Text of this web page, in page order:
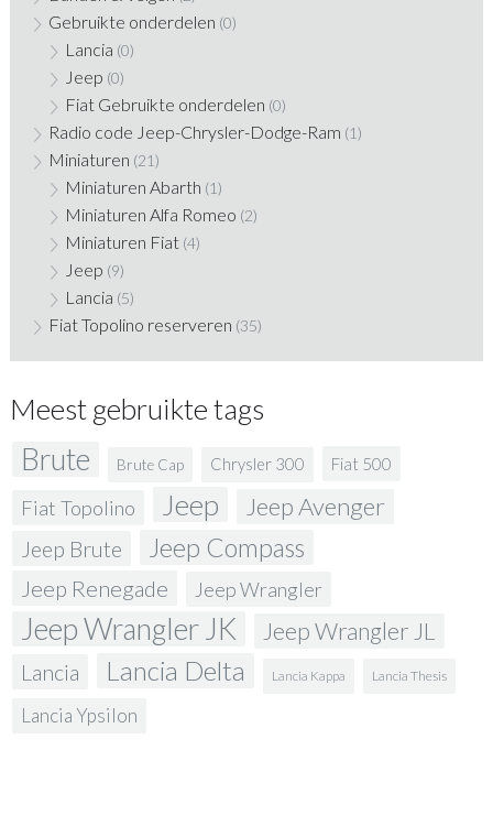
Gebruikte onderdelen (0)
Lancia (0)
Jeep (0)
Fiat Gebruikte onderdelen (0)
Radio code Jeep-Chrysler-Dodge-Ram (1)
Miniaturen (21)
Miniaturen Abarth (1)
Miniaturen Alfa Romeo (2)
Miniaturen Fiat (4)
Jeep (9)
Lancia (5)
Fiat Topolino reserveren (35)
Meest gebruikte tags
Brute Brute Cap Chrysler 300 Fiat 500
Fiat Topolino Jeep Jeep Avenger
Jeep Brute Jeep Compass
Jeep Renegade Jeep Wrangler
Jeep Wrangler JK Jeep Wrangler JL
Lancia Lancia Delta Lancia Kappa Lancia Thesis
Lancia Ypsilon